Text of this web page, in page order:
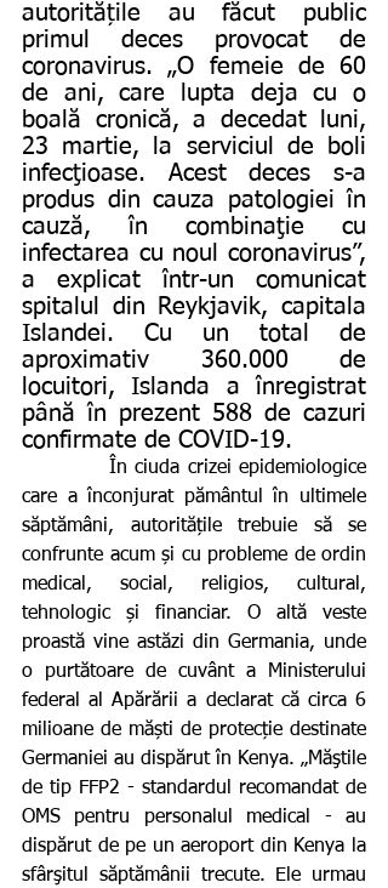
autoritățile au făcut public
primul deces provocat de
coronavirus. „O femeie de 60
de ani, care lupta deja cu o
boală cronică, a decedat luni,
23 martie, la serviciul de boli
infecţioase. Acest deces s-a
produs din cauza patologiei în
cauză, în combinaţie cu
infectarea cu noul coronavirus”,
a explicat într-un comunicat
spitalul din Reykjavik, capitala
Islandei. Cu un total de
aproximativ 360.000 de
locuitori, Islanda a înregistrat
până în prezent 588 de cazuri
confirmate de COVID-19.
care a înconjurat pământul în ultimele
săptămâni, autoritățile trebuie să se
confrunte acum și cu probleme de ordin
medical, social, religios, cultural,
tehnologic și financiar. O altă veste
proastă vine astăzi din Germania, unde
o purtătoare de cuvânt a Ministerului
federal al Apărării a declarat că circa 6
milioane de măști de protecție destinate
Germaniei au dispărut în Kenya. „Măştile
de tip FFP2 - standardul recomandat de
OMS pentru personalul medical - au
dispărut de pe un aeroport din Kenya la
sfârşitul săptămânii trecute. Ele urmau